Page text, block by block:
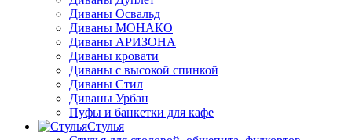
Диваны Освальд
Диваны МОНАКО
Диваны АРИЗОНА
Диваны кровати
Диваны с высокой спинкой
Диваны Стил
Диваны Урбан
Пуфы и банкетки для кафе
Стулья